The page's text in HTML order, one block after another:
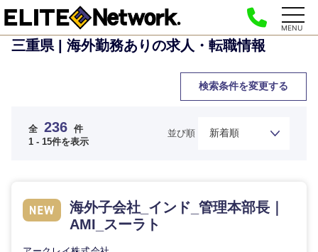
MENU
三重県 | 海外勤務ありの求人・転職情報
検索条件を変更する
全 236 件
1 - 15件を表示
並び順
海外子会社_インド_管理本部長｜
AMI_スーラト